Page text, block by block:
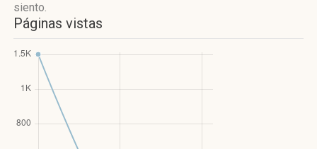
siento.
Páginas vistas